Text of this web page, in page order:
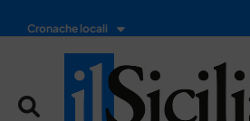
Cronache locali